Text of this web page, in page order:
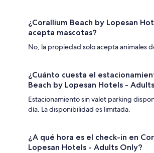
¿Corallium Beach by Lopesan
acepta mascotas?
No, la propiedad solo acepta animales
¿Cuánto cuesta el
Beach by Lopesan Hotels -
Estacionamiento sin valet parking
día. La disponibilidad es limitada.
¿A qué hora es el check-in en
Lopesan Hotels - Adults Only?